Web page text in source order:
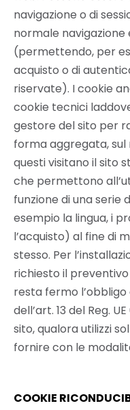
navigazione o di
normale navigazione
(permettendo, per
acquisto o di
riservate). I cookie
cookie tecnici
gestore del sito per
forma aggregata,
questi visitano il sito
che permettono
funzione di una serie
esempio la lingua, i
l’acquisto) al fine di
stesso. Per
richiesto il
resta fermo l’obbligo
dell’art. 13 del Reg.
sito, qualora utilizzi
fornire con le
COOKIE